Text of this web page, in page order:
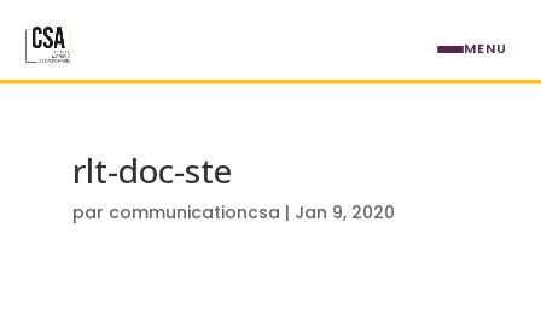
rlt-doc-ste
par communicationcsa | Jan 9, 2020
MENU